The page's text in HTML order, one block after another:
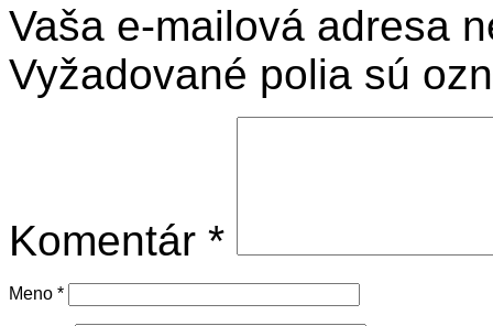
Vaša e-mailová adresa
Vyžadované polia sú
Komentár *
Meno *